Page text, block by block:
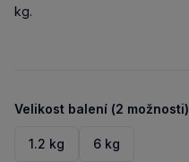
kg.
Velikost balení (2 možnosti)
1.2 kg 6 kg